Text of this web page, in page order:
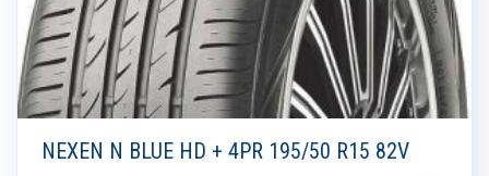
NEXEN N BLUE HD + 4PR 195/50 R15 82V